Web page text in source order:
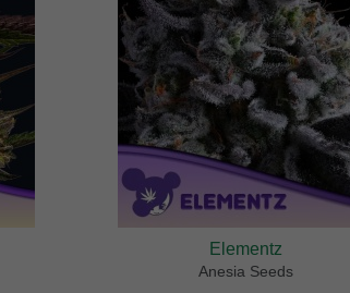
Elementz
Anesia Seeds